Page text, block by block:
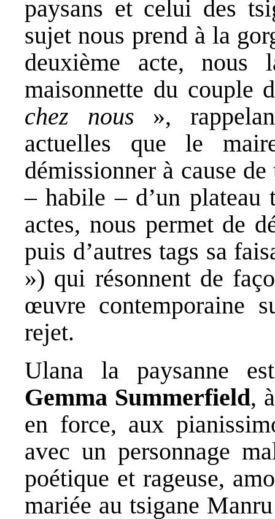
paysans et celui des
sujet nous prend à la
deuxième acte,
maisonnette du couple
chez nous »,
actuelles que le
démissionner à cause
– habile – d’un
actes, nous permet de
puis d’autres tags sa
») qui résonnent de
œuvre contemporaine
rejet.
Ulana la paysanne
Gemma Summerfield,
en force, aux
avec un personnage
poétique et rageuse,
mariée au tsigane